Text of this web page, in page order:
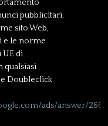
pubblicitari,
sito Web,
e le norme
UE di
qualsiasi
Doubleclick
ads/answer/